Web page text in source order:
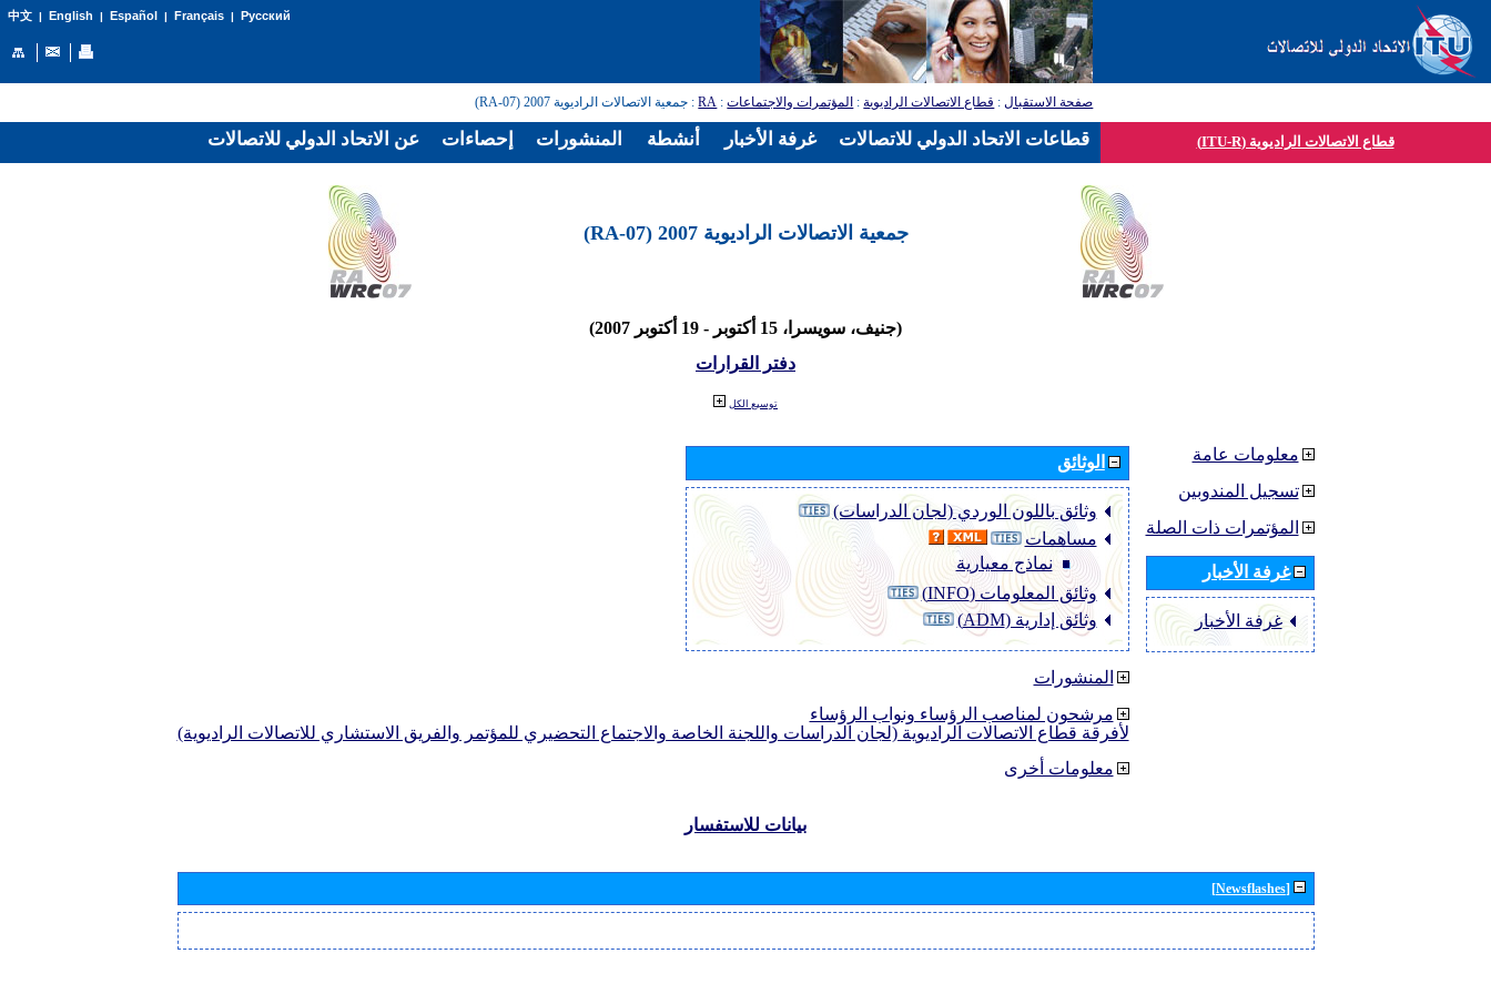
中文| English | Español | Français| Русский
صفحة الاستقبال: قطاع الاتصالات الراديوية: المؤتمرات والاجتماعات:
RA: جمعية الاتصالات الراديوية 2007 (RA-07)
قطاع الاتصالات الراديوية (ITU-R)
جمعية الاتصالات الراديوية 2007 (RA-07)
(جنيف، سويسرا، 15 أكتوبر - 19 أكتوبر 2007)
دفتر القرارات
توسيع الكل
الوثائق
وثائق باللون الوردي (لجان الدراسات)
مساهمات
نماذج معيارية
وثائق المعلومات (INFO)
وثائق إدارية (ADM)
المنشورات
مرشحون لمناصب الرؤساء ونواب الرؤساء
لأفرقة قطاع الاتصالات الراديوية (لجان الدراسات واللجنة الخاصة والاجتماع التحضيري للمؤتمر والفريق الاستشاري للاتصالات الراديوية)
معلومات أخرى
معلومات عامة
تسجيل المندوبين
المؤتمرات ذات الصلة
غرفة الأخبار
غرفة الأخبار
بيانات للاستفسار
[Newsflashes]
عن الاتحاد الدولي للاتصالات إحصاءات المنشورات أنشطة غرفة الأخبار قطاعات الاتحاد الدولي للاتصالات